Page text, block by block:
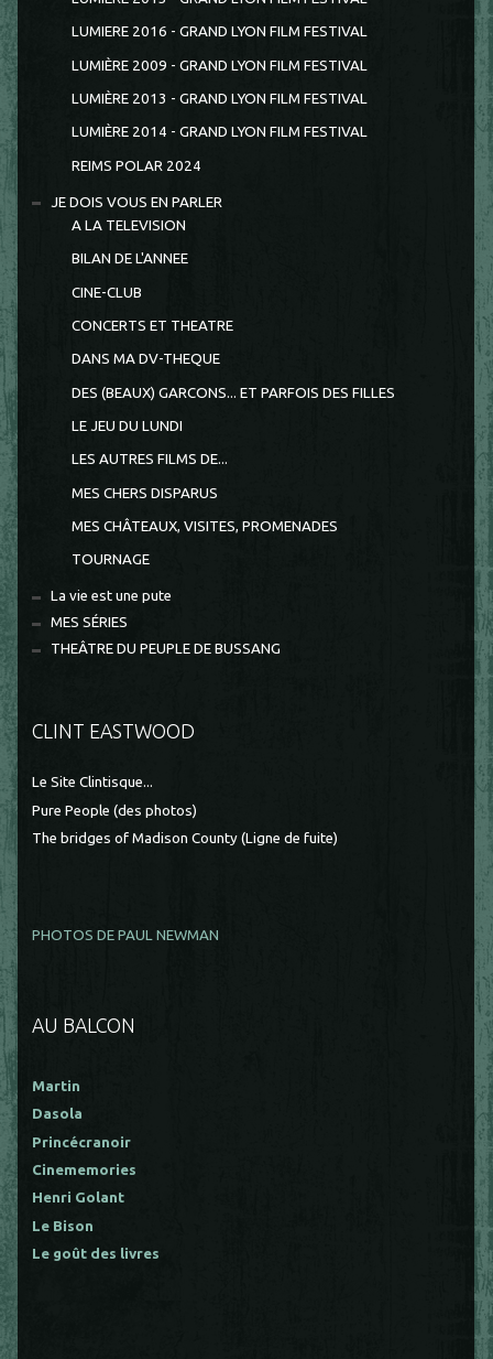
LUMIERE 2016 - GRAND LYON FILM FESTIVAL
LUMIÈRE 2009 - GRAND LYON FILM FESTIVAL
LUMIÈRE 2013 - GRAND LYON FILM FESTIVAL
LUMIÈRE 2014 - GRAND LYON FILM FESTIVAL
REIMS POLAR 2024
JE DOIS VOUS EN PARLER
A LA TELEVISION
BILAN DE L'ANNEE
CINE-CLUB
CONCERTS ET THEATRE
DANS MA DV-THEQUE
DES (BEAUX) GARCONS... ET PARFOIS DES FILLES
LE JEU DU LUNDI
LES AUTRES FILMS DE...
MES CHERS DISPARUS
MES CHÂTEAUX, VISITES, PROMENADES
TOURNAGE
La vie est une pute
MES SÉRIES
THEÂTRE DU PEUPLE DE BUSSANG
CLINT EASTWOOD
Le Site Clintisque...
Pure People (des photos)
The bridges of Madison County (Ligne de fuite)
PHOTOS DE PAUL NEWMAN
AU BALCON
Martin
Dasola
Princécranoir
Cinememories
Henri Golant
Le Bison
Le goût des livres